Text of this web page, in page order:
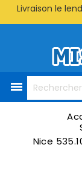
Livraison le

Nice